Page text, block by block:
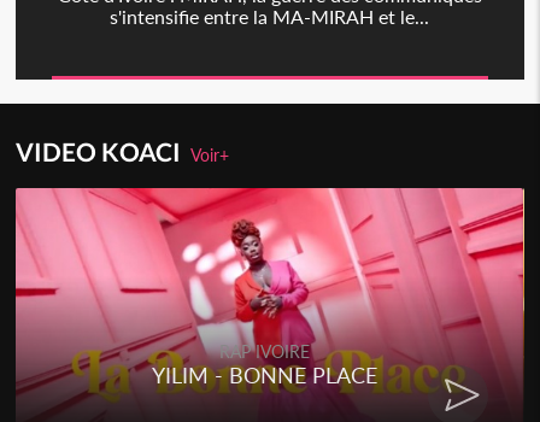
s'intensifie entre la MA-MIRAH et le...
VIDEO KOACIVoir+
RAP IVOIRE
YILIM - BONNE PLACE